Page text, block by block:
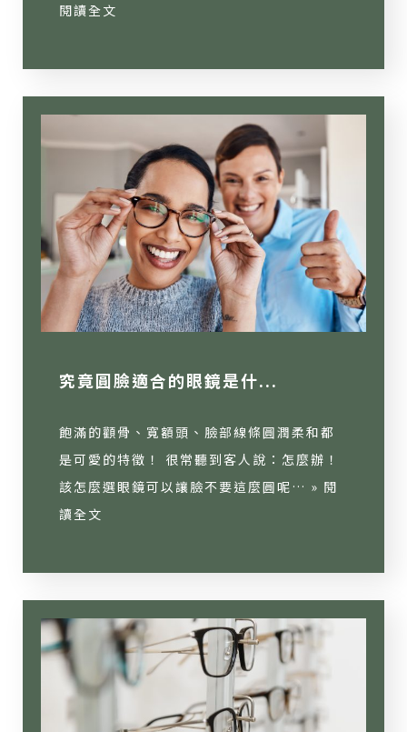
閱讀全文
究竟圓臉適合的眼鏡是什...
飽滿的顴骨、寬額頭、臉部線條圓潤柔和都
是可愛的特徵！ 很常聽到客人說：怎麼辦！
該怎麼選眼鏡可以讓臉不要這麼圓呢… » 閱
讀全文